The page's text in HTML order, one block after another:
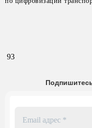
93